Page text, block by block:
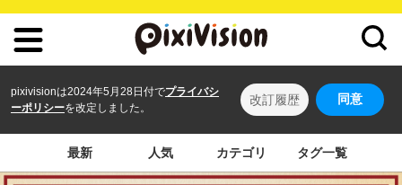
pixivisionは2024年5月28日付でプライバシ
ーポリシーを改定しました。
改訂履歴 同意
最新 人気 カテゴリ タグ一覧